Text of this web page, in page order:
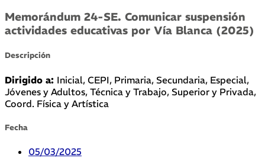
Memorándum 24-SE. Comunicar suspensión
actividades educativas por Vía Blanca (2025)
Descripción
Dirigido a: Inicial, CEPI, Primaria, Secundaria, Especial,
Jóvenes y Adultos, Técnica y Trabajo, Superior y Privada,
Coord. Física y Artística
Fecha
05/03/2025